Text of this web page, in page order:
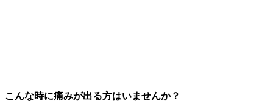
こんな時に痛みが出る方はいませんか？